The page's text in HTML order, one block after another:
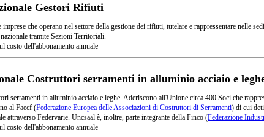
Gestori Rifiuti
imprese che operano nel settore della gestione dei rifiuti, tutelare e rappressentare nelle
tramite Sezioni Territoriali.
costo dell'abbonamento annuale
Costruttori serramenti in alluminio acciaio e
serramenti in alluminio acciaio e leghe. Aderiscono all'Unione circa 400 Soci che
al Faecf (Federazione Europea delle Associazioni di Costruttori di Serramenti) di cui
attraverso Federvarie. Uncsaal è, inoltre, parte integrante della Finco (Federazione
costo dell'abbonamento annuale